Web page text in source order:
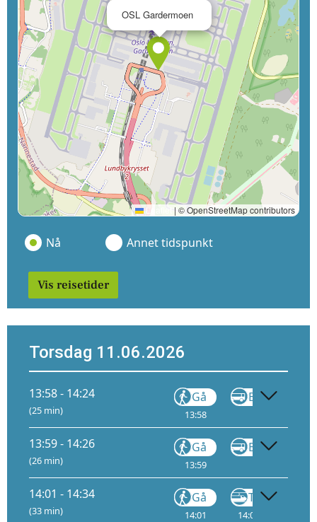
OSL Gardermoen
Leaflet | © OpenStreetMap contributors
Nå Annet tidspunkt
Vis reisetider
Torsdag 11.06.2026
13:58 - 14:24
(25 min)
Gå
13:58
Buss
13:59 - 14:26
(26 min)
Gå
13:59
Buss
14:01 - 14:34
(33 min)
Gå
14:01
Tog
14:03